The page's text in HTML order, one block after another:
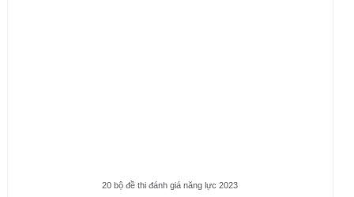
20 bộ đề thi đánh giá năng lực 2023